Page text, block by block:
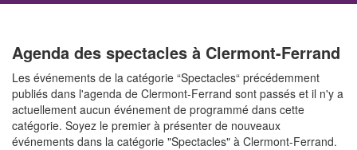
Agenda des spectacles à Clermont-Ferrand
Les événements de la catégorie “Spectacles“ précédemment
publiés dans l'agenda de Clermont-Ferrand sont passés et il n'y a
actuellement aucun événement de programmé dans cette
catégorie. Soyez le premier à présenter de nouveaux
événements dans la catégorie "Spectacles" à Clermont-Ferrand.